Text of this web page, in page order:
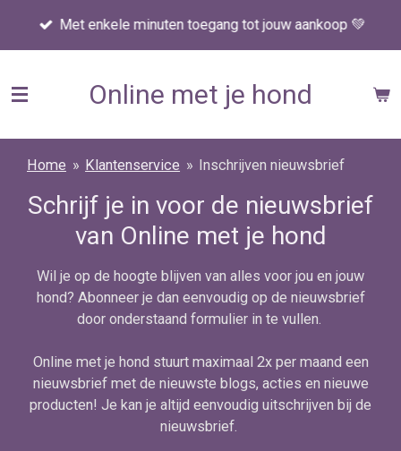
de
hoofdinhoud
Met enkele minuten toegang tot jouw aankoop 💚
Online met je hond
Home » Klantenservice » Inschrijven nieuwsbrief
Schrijf je in voor de nieuwsbrief
van Online met je hond
Wil je op de hoogte blijven van alles voor jou en jouw
hond? Abonneer je dan eenvoudig op de nieuwsbrief
door onderstaand formulier in te vullen.
Online met je hond stuurt maximaal 2x per maand een
nieuwsbrief met de nieuwste blogs, acties en nieuwe
producten! Je kan je altijd eenvoudig uitschrijven bij de
nieuwsbrief.